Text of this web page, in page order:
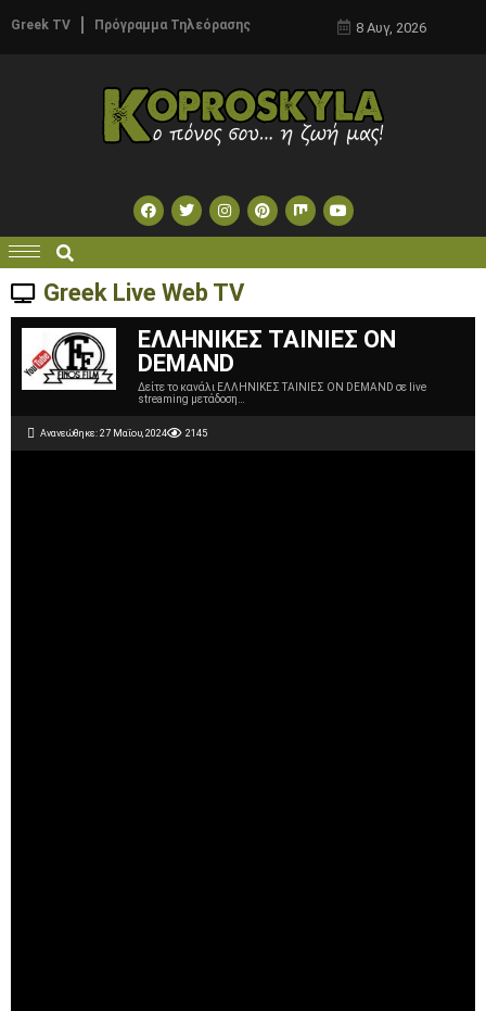
Greek TV Πρόγραμμα Τηλεόρασης 8 Αυγ, 2026
Greek Live Web TV
ΕΛΛΗΝΙΚΕΣ ΤΑΙΝΙΕΣ ΟΝ
DEMAND
Δείτε το κανάλι ΕΛΛΗΝΙΚΕΣ ΤΑΙΝΙΕΣ ΟΝ DEMAND σε live
streaming μετάδοση…
Ανανεώθηκε: 27 Μαΐου, 2024 2145